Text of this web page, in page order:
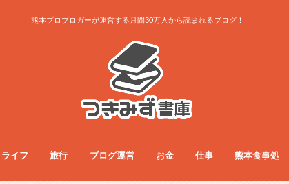
熊本プロブロガーが運営する月間30万人から読まれるブログ！
ライフ
ライフ
お得生活術
グッズレビュー
コラム
サービス
ダイエット
ファッション
フード
旅行
旅行総合
旅行術
旅行記
ブログ運営
ブログ運営
アクセス・収益
ノウハウ
お金
お金
フリーランス
副業
仕事
仕事総合
人間関係
仕事術
働き方
医療・看護師
熊本食事処
食事総合
モーニング
ランチ
夜ご飯
カフェ
居酒屋・BAR
パン屋
ラーメン
まとめ